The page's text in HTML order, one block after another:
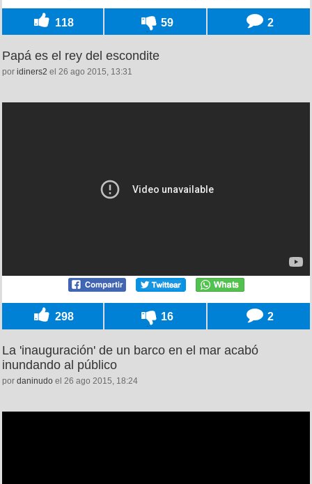
118 59 2
Papá es el rey del escondite
por idiners2 el 26 ago 2015, 13:31
298 16 2
La 'inauguración' de un barco en el mar acabó
inundando al público
por daninudo el 26 ago 2015, 18:24